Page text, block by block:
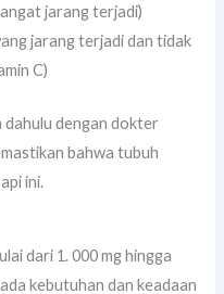
jarang terjadi)
jarang terjadi dan tidak
C)
dahulu dengan dokter
bahwa tubuh
ini.
dari 1. 000 mg hingga
kebutuhan dan keadaan